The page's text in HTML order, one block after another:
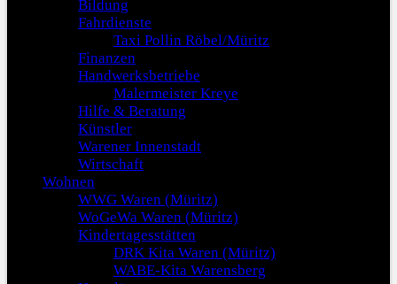
Bildung
Fahrdienste
Taxi Pollin Röbel/Müritz
Finanzen
Handwerksbetriebe
Malermeister Kreye
Hilfe & Beratung
Künstler
Warener Innenstadt
Wirtschaft
Wohnen
WWG Waren (Müritz)
WoGeWa Waren (Müritz)
Kindertagesstätten
DRK Kita Waren (Müritz)
WABE-Kita Warensberg